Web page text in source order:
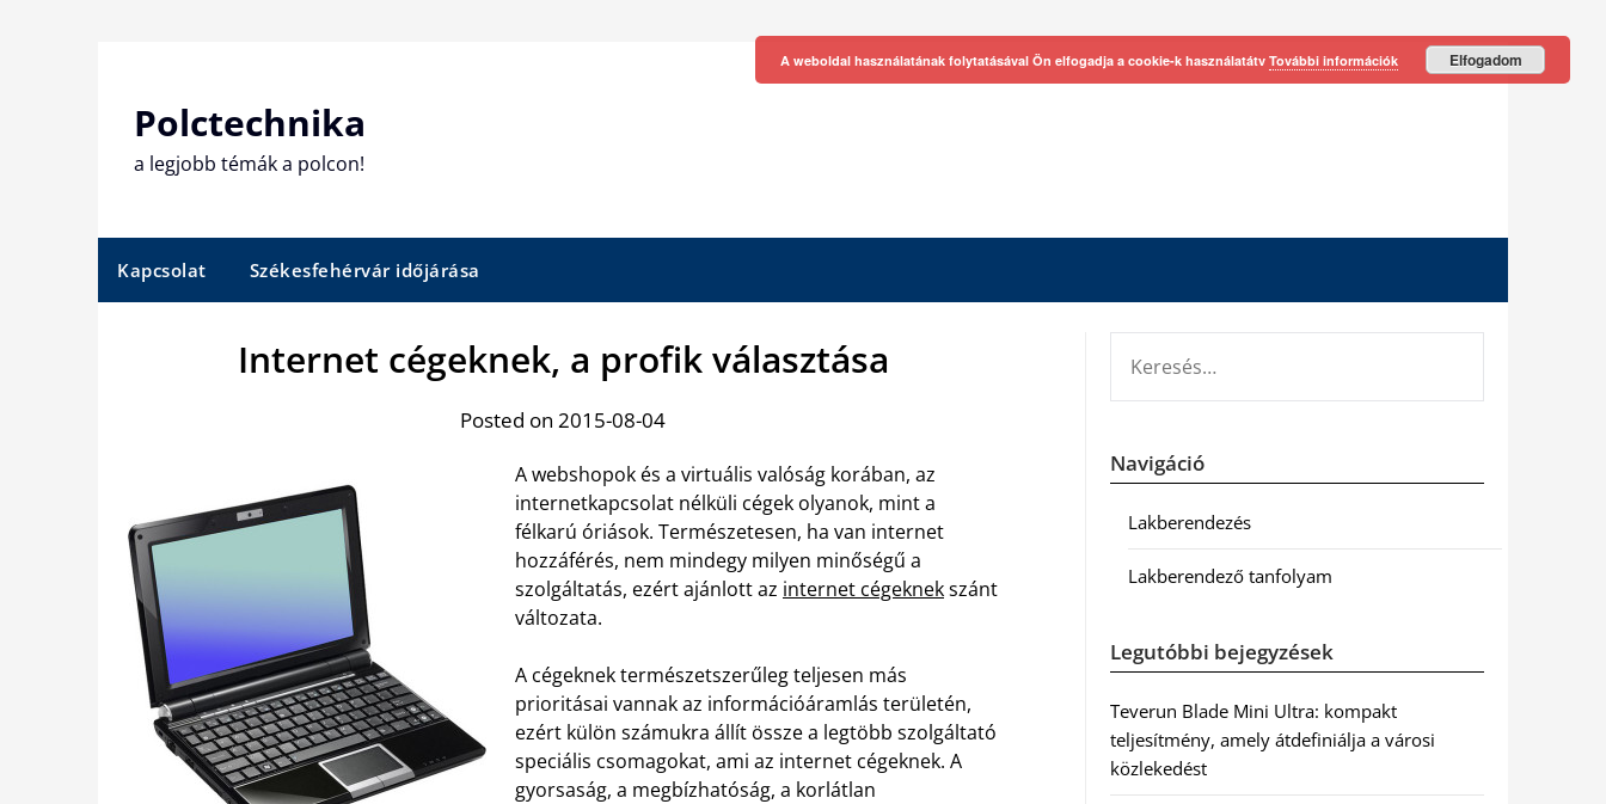
Polctechnika
a legjobb témák a polcon!
Kapcsolat Székesfehérvár időjárása
Internet cégeknek, a profik választása
Posted on 2015-08-04
A webshopok és a virtuális valóság korában, az
internetkapcsolat nélküli cégek olyanok, mint a
félkarú óriások. Természetesen, ha van internet
hozzáférés, nem mindegy milyen minőségű a
szolgáltatás, ezért ajánlott az internet cégeknekszánt
változata.
A cégeknek természetszerűleg teljesen más
prioritásai vannak az információáramlás területén,
ezért külön számukra állít össze a legtöbb szolgáltató
speciális csomagokat, ami az internet cégeknek. A
gyorsaság, a megbízhatóság, a korlátlan
Navigáció
Lakberendezés
Lakberendező tanfolyam
Legutóbbi bejegyzések
Teverun Blade Mini Ultra: kompakt
teljesítmény, amely átdefiniálja a városi
közlekedést
A weboldal használatának folytatásával Ön elfogadja a cookie-k használatátv További információk Elfogadom